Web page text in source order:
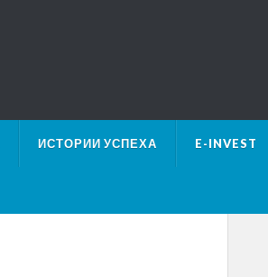
ИСТОРИИ УСПЕХА E-INVEST